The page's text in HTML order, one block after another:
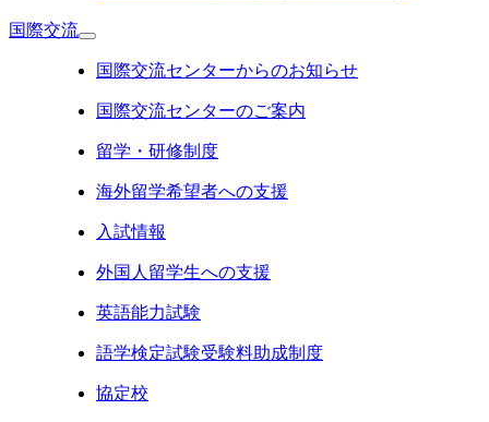
国際交流
国際交流センターからのお知らせ
国際交流センターのご案内
留学・研修制度
海外留学希望者への支援
入試情報
外国人留学生への支援
英語能力試験
語学検定試験受験料助成制度
協定校